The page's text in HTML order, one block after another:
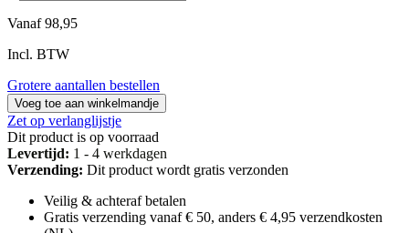
Vanaf 98,95
Incl. BTW
Grotere aantallen bestellen
Voeg toe aan winkelmandje
Zet op verlanglijstje
Dit product is op voorraad
Levertijd: 1 - 4 werkdagen
Verzending: Dit product wordt gratis verzonden
Veilig & achteraf betalen
Gratis verzending vanaf € 50, anders € 4,95 verzendkosten